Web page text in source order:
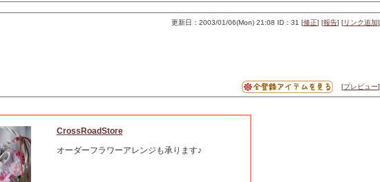
更新日：2003/01/06(Mon) 21:08 ID：31 [修正] [報告] [リンク追加]
[プレビュー]
CrossRoadStore
オーダーフラワーアレンジも承ります♪